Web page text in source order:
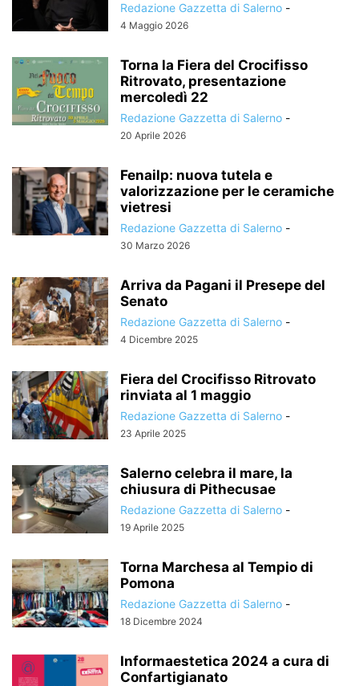
Redazione Gazzetta di Salerno -
4 Maggio 2026
Torna la Fiera del Crocifisso
Ritrovato, presentazione
mercoledì 22
Redazione Gazzetta di Salerno -
20 Aprile 2026
Fenailp: nuova tutela e
valorizzazione per le ceramiche
vietresi
Redazione Gazzetta di Salerno -
30 Marzo 2026
Arriva da Pagani il Presepe del
Senato
Redazione Gazzetta di Salerno -
4 Dicembre 2025
Fiera del Crocifisso Ritrovato
rinviata al 1 maggio
Redazione Gazzetta di Salerno -
23 Aprile 2025
Salerno celebra il mare, la
chiusura di Pithecusae
Redazione Gazzetta di Salerno -
19 Aprile 2025
Torna Marchesa al Tempio di
Pomona
Redazione Gazzetta di Salerno -
18 Dicembre 2024
Informaestetica 2024 a cura di
Confartigianato